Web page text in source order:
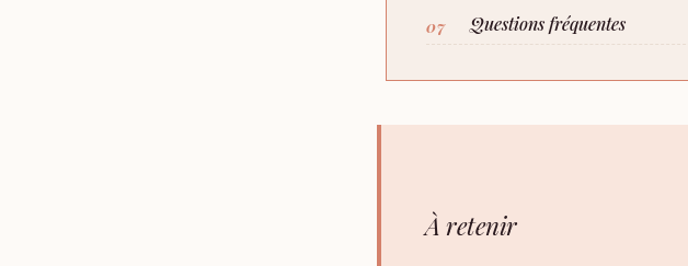
Questions fréquentes
À retenir